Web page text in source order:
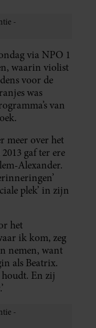
via NPO 1
waarin violist
voor de
was
van
meer over het
gaf ter ere
Alexander.
plek’ in zijn
het
ik kom, zeg
nemen, want
als Beatrix.
En zij